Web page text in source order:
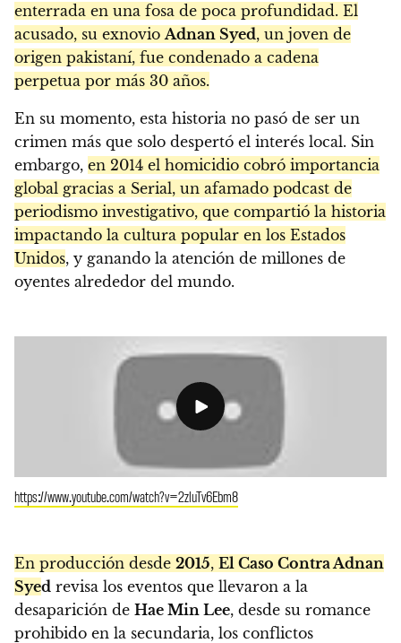
enterrada en una fosa de poca profundidad. El
acusado, su exnovio Adnan Syed, un joven de
origen pakistaní, fue condenado a cadena
perpetua por más 30 años.
En su momento, esta historia no pasó de ser un
crimen más que solo despertó el interés local. Sin
embargo, en 2014 el homicidio cobró importancia
global gracias a Serial, un afamado podcast de
periodismo investigativo, que compartió la historia
impactando la cultura popular en los Estados
Unidos, y ganando la atención de millones de
oyentes alrededor del mundo.
https://www.youtube.com/watch?v=2zluTv6Ebm8
En producción desde 2015, El Caso Contra Adnan
Syed revisa los eventos que llevaron a la
desaparición de Hae Min Lee, desde su romance
prohibido en la secundaria, los conflictos